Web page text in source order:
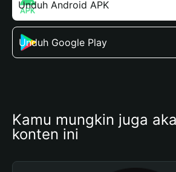
Unduh Android APK
Unduh Google Play
Kamu mungkin juga
konten ini